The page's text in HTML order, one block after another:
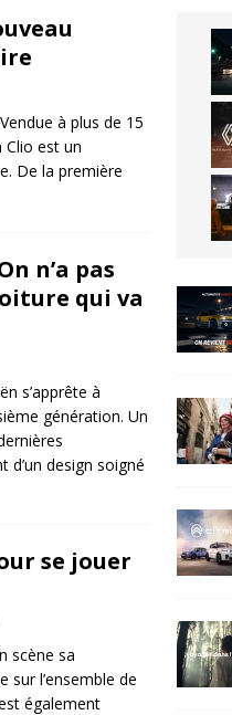
à plus de 15
Clio est un
De la première
n’a pas
qui va
s’apprête à
génération. Un
design soigné
se jouer
scène sa
l’ensemble de
également